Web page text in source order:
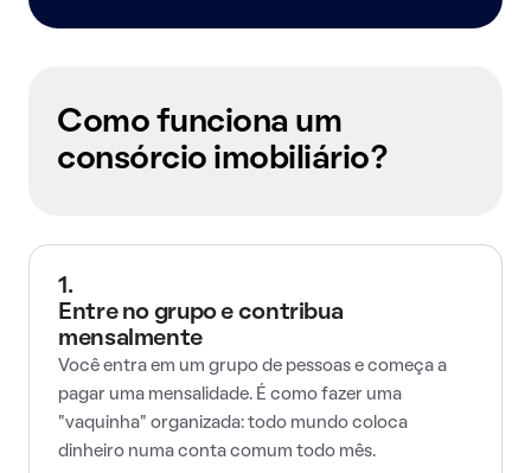
Como funciona um
consórcio imobiliário?
1.
Entre no grupo e contribua
mensalmente
Você entra em um grupo de pessoas e começa a
pagar uma mensalidade. É como fazer uma
"vaquinha" organizada: todo mundo coloca
dinheiro numa conta comum todo mês.